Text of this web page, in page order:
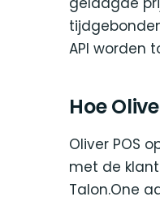
API worden
Hoe
Oliver POS
met de
Talon.One